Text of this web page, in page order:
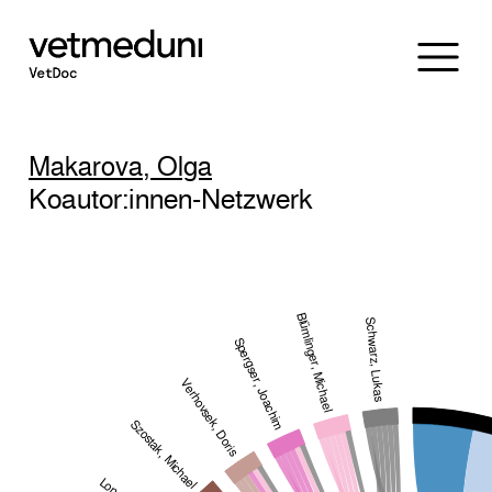
Makarova, Olga
Koautor:innen-Netzwerk
Szostak, MichaelVerhovsek, DorisSpergser, Joachim Blümlinger, Michael Schwarz, Lukas